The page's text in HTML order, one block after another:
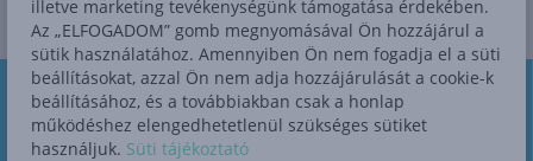
Ajánlatkérés Tesztvezetés Szerviz
bejelentkezés
Alkatrész
eBrochure
illetve marketing tevékenységünk támogatása érdekében.
Az „ELFOGADOM” gomb megnyomásával Ön hozzájárul a
sütik használatához. Amennyiben Ön nem fogadja el a süti
beállításokat, azzal Ön nem adja hozzájárulását a cookie-k
beállításához, és a továbbiakban csak a honlap
működéshez elengedhetetlenül szükséges sütiket
használjuk. Süti tájékoztató